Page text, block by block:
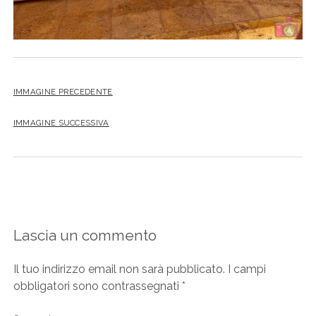
IMMAGINE PRECEDENTE
IMMAGINE SUCCESSIVA
Lascia un commento
Il tuo indirizzo email non sarà pubblicato.
I campi
obbligatori sono contrassegnati *